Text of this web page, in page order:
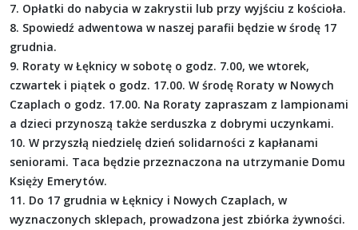
7. Opłatki do nabycia w zakrystii lub przy wyjściu z kościoła.
8. Spowiedź adwentowa w naszej parafii będzie w środę 17
grudnia.
9. Roraty w Łęknicy w sobotę o godz. 7.00, we wtorek,
czwartek i piątek o godz. 17.00. W środę Roraty w Nowych
Czaplach o godz. 17.00. Na Roraty zapraszam z lampionami
a dzieci przynoszą także serduszka z dobrymi uczynkami.
10. W przyszłą niedzielę dzień solidarności z kapłanami
seniorami. Taca będzie przeznaczona na utrzymanie Domu
Księży Emerytów.
11. Do 17 grudnia w Łęknicy i Nowych Czaplach, w
wyznaczonych sklepach, prowadzona jest zbiórka żywności.